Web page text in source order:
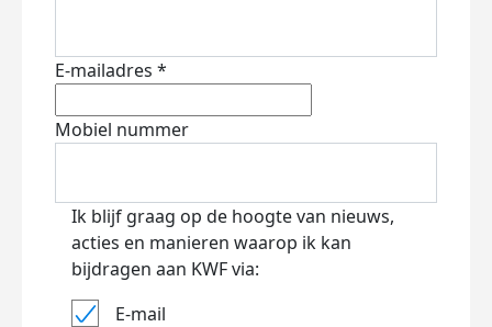
E-mailadres *
Mobiel nummer
Ik blijf graag op de hoogte van nieuws,
acties en manieren waarop ik kan
bijdragen aan KWF via:
E-mail